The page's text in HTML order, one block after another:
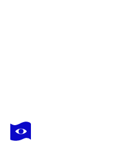
ANGIE WRIGHT
Storm Song - Floral Landscape